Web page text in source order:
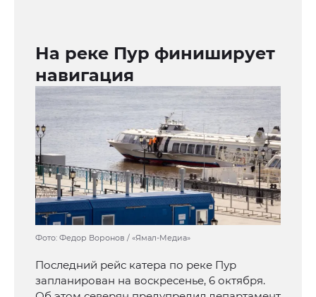
На реке Пур финиширует
навигация
Фото: Федор Воронов / «Ямал-Медиа»
Последний рейс катера по реке Пур
запланирован на воскресенье, 6 октября.